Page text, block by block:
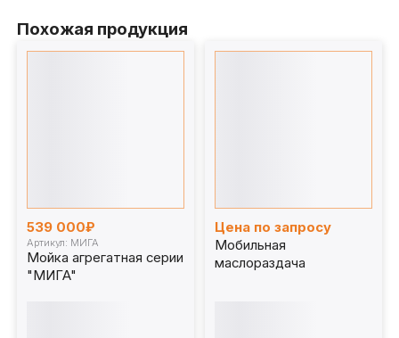
Похожая продукция
539 000₽
Артикул: МИГА
Мойка агрегатная серии
"МИГА"
Цена по запросу
Мобильная
маслораздача